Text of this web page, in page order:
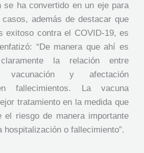
se ha convertido en un eje para
además de destacar que
exitoso contra el COVID-19, es
“De manera que ahí es
la relación entre
vacunación y afectación
fallecimientos. La vacuna
tratamiento en la medida que
el riesgo de manera importante
hospitalización o fallecimiento”.